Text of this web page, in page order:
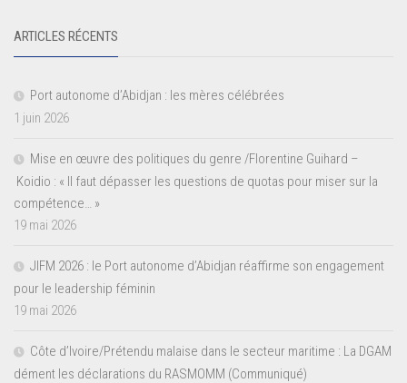
ARTICLES RÉCENTS
Port autonome d’Abidjan : les mères célébrées
1 juin 2026
Mise en œuvre des politiques du genre /Florentine Guihard –
Koidio : « Il faut dépasser les questions de quotas pour miser sur la
compétence… »
19 mai 2026
JIFM 2026 : le Port autonome d’Abidjan réaffirme son engagement
pour le leadership féminin
19 mai 2026
Côte d’Ivoire/Prétendu malaise dans le secteur maritime : La DGAM
dément les déclarations du RASMOMM (Communiqué)